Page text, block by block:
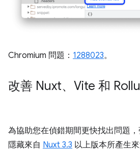
Chromium 問題： 1288023。
改善 Nuxt、Vite 和
為協助您在偵錯期間更快找出問題
隱藏來自 Nuxt 3.3 以上版本所產生